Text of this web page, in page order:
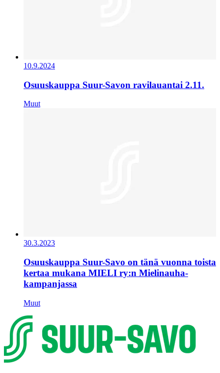
10.9.2024
Osuuskauppa Suur-Savon ravilauantai 2.11.
Muut
30.3.2023
Osuuskauppa Suur-Savo on tänä vuonna toista
kertaa mukana MIELI ry:n Mielinauha-
kampanjassa
Muut